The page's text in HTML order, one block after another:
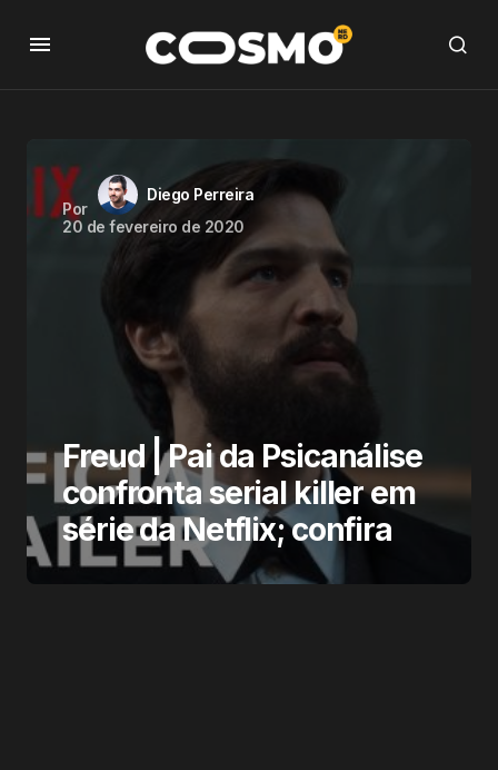
Por
Diego Perreira
20 de fevereiro de 2020
Freud | Pai da Psicanálise
confronta serial killer em
série da Netflix; confira